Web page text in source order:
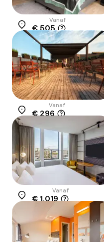
Locatie
Vanaf
€ 505
Locatie
Vanaf
€ 296
Locatie
Vanaf
€ 1.019